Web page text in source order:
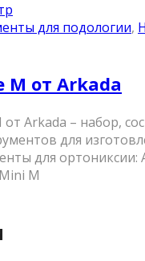
для подологии,
M от Arkada
Arkada – набор,
для
для ортониксии:
M